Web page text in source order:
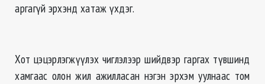
аргагүй эрхэнд хатаж үхдэг.
Хот цэцэрлэгжүүлэх чиглэлээр шийдвэр гаргах түвшинд
хамгаас олон жил ажилласан нэгэн эрхэм уулнаас том